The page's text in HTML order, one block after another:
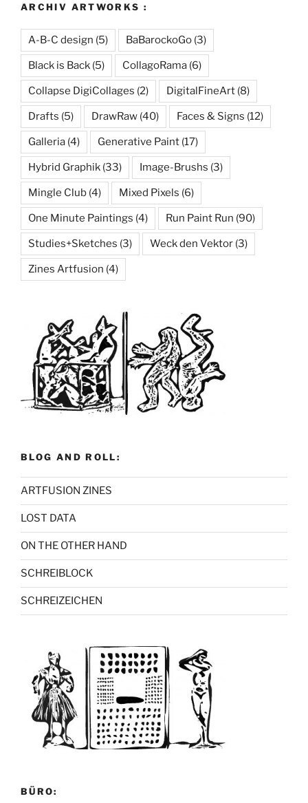
ARCHIV ARTWORKS :
A-B-C design (5) BaBarockoGo (3)
Black is Back (5) CollagoRama (6)
Collapse DigiCollages (2) DigitalFineArt (8)
Drafts (5) DrawRaw (40) Faces & Signs (12)
Galleria (4) Generative Paint (17)
Hybrid Graphik (33) Image-Brushs (3)
Mingle Club (4) Mixed Pixels (6)
One Minute Paintings (4) Run Paint Run (90)
Studies+Sketches (3) Weck den Vektor (3)
Zines Artfusion (4)
BLOG AND ROLL:
ARTFUSION ZINES
LOST DATA
ON THE OTHER HAND
SCHREIBLOCK
SCHREIZEICHEN
BÜRO: